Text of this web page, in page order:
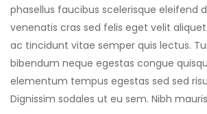
phasellus faucibus scelerisque eleifend
venenatis cras sed felis eget velit
ac tincidunt vitae semper quis lectus.
bibendum neque egestas congue
elementum tempus egestas sed sed
Dignissim sodales ut eu sem. Nibh